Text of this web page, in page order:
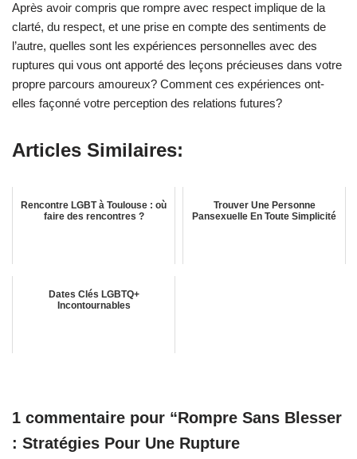
Après avoir compris que rompre avec respect implique de la
clarté, du respect, et une prise en compte des sentiments de
l’autre, quelles sont les expériences personnelles avec des
ruptures qui vous ont apporté des leçons précieuses dans votre
propre parcours amoureux? Comment ces expériences ont-
elles façonné votre perception des relations futures?
Articles Similaires:
Rencontre LGBT à Toulouse : où
faire des rencontres ?
Trouver Une Personne
Pansexuelle En Toute Simplicité
Dates Clés LGBTQ+
Incontournables
1 commentaire pour “Rompre Sans Blesser
: Stratégies Pour Une Rupture